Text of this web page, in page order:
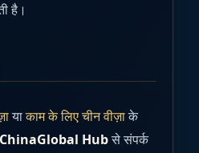
है।
याकाम के लिए चीन वीज़ाके
ChinaGlobal Hubसे संपर्क